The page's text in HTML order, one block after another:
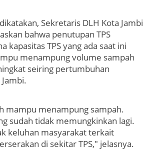
Sekretaris DLH Kota Jambi
bahwa penutupan TPS
kapasitas TPS yang ada saat ini
menampung volume sampah
seiring pertumbuhan
mampu menampung sampah.
sudah tidak memungkinkan lagi.
keluhan masyarakat terkait
di sekitar TPS," jelasnya.